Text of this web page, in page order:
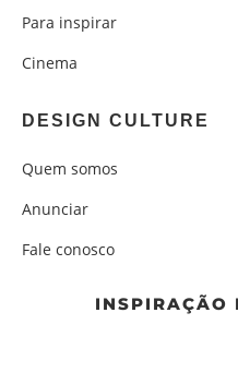
Para inspirar
Cinema
DESIGN CULTURE
Quem somos
Anunciar
Fale conosco
INSPIRAÇÃO